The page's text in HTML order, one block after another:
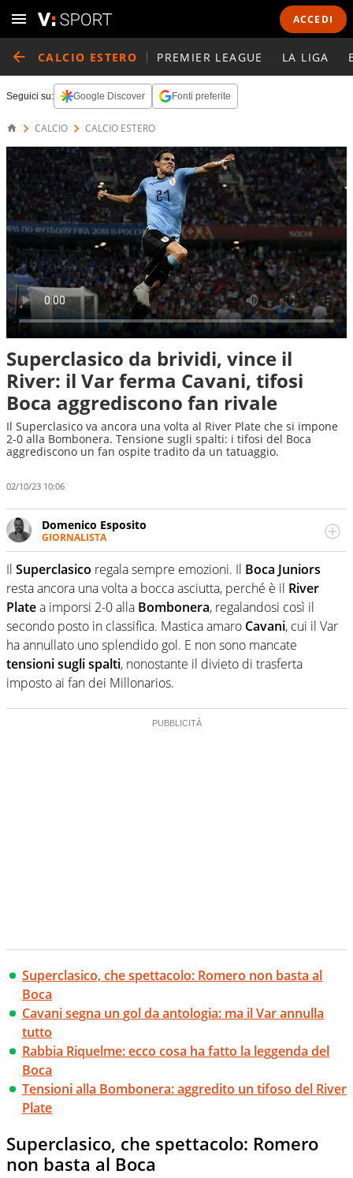
ACCEDI
CALCIO ESTERO PREMIER LEAGUE LA LIGA
Seguici su: Google Discover Fonti preferite
CALCIO CALCIO ESTERO
Superclasico da brividi, vince il
River: il Var ferma Cavani, tifosi
Boca aggrediscono fan rivale
Il Superclasico va ancora una volta al River Plate che si impone
2-0 alla Bombonera. Tensione sugli spalti: i tifosi del Boca
aggrediscono un fan ospite tradito da un tatuaggio.
02/10/23 10:06
Domenico Esposito
GIORNALISTA
Da vent’anni in campo e sul campo per vivere ogni evento
in tutte le sue sfaccettature. Passione smisurata per il
calcio e per la sfera di cuoio. Il pallone è una cosa
serissima, guai a dirgli di no
Il Superclasico regala sempre emozioni. Il Boca Juniors
resta ancora una volta a bocca asciutta, perché è il River
Platea imporsi 2-0 alla Bombonera, regalandosi così il
secondo posto in classifica. Mastica amaro Cavani, cui il Var
ha annullato uno splendido gol. E non sono mancate
tensioni sugli spalti, nonostante il divieto di trasferta
imposto ai fan dei Millonarios.
Superclasico, che spettacolo: Romero non basta al
Boca
Cavani segna un gol da antologia: ma il Var annulla
tutto
Rabbia Riquelme: ecco cosa ha fatto la leggenda del
Boca
Tensioni alla Bombonera: aggredito un tifoso del River
Plate
Superclasico, che spettacolo: Romero
non basta al Boca